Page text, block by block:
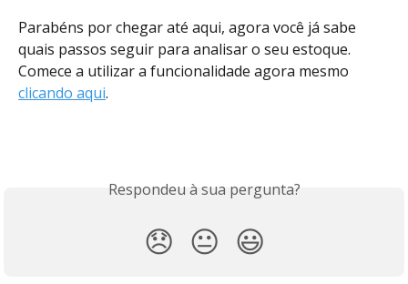
Parabéns por chegar até aqui, agora você já sabe
quais passos seguir para analisar o seu estoque.
Comece a utilizar a funcionalidade agora mesmo
clicando aqui.
Respondeu à sua pergunta?
😞 😐 😃